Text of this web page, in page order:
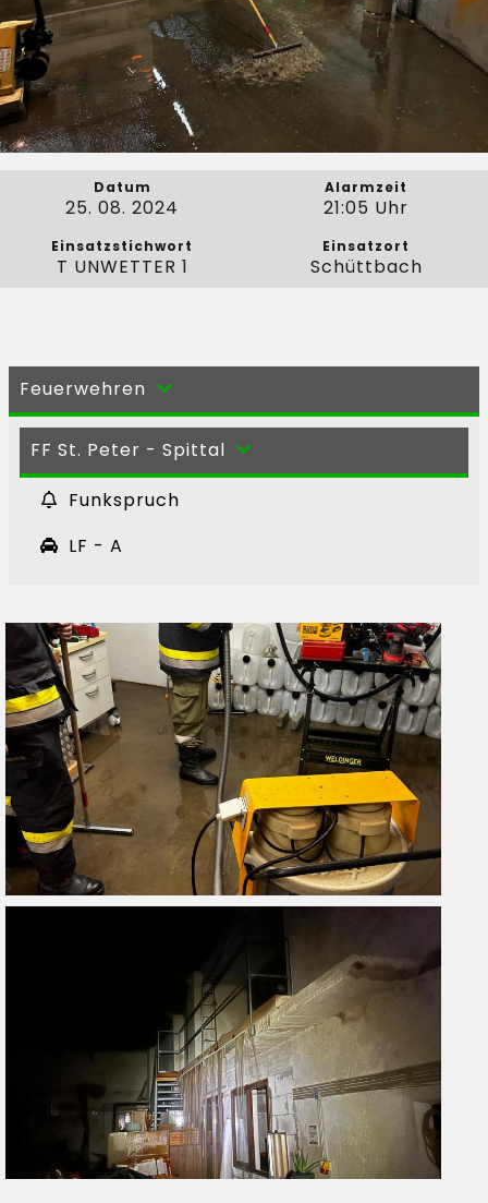
Datum
25. 08. 2024
Alarmzeit
21:05 Uhr
Einsatzstichwort
T UNWETTER 1
Einsatzort
Schüttbach
Feuerwehren
FF St. Peter - Spittal
Funkspruch
LF - A